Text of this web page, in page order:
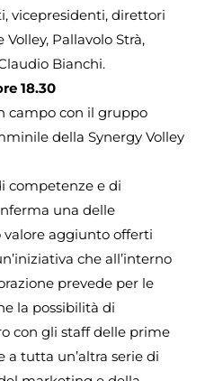
vicepresidenti, direttori
Pallavolo Strà,
Bianchi.
18.30
campo con il gruppo
della Synergy Volley
competenze e di
una delle
aggiunto offerti
che all’interno
prevede per le
la possibilità di
con gli staff delle prime
a tutta un’altra serie di